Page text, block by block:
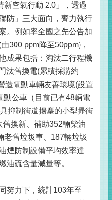
新空氣行動 2.0」，透過
防」三大面向，齊力執行
。例如率全國之先公告加
300 ppm降至50ppm)，
成果包括：淘汰二行程機
汰舊換電(累積採購約
造電動車輛友善環境(設置
動公車（目前已有48輛電
抑制街道揚塵的小型掃街
換新、補助352輛柴油
老舊垃圾車、187輛垃圾
煙防制設備平均效率達
油硫含量減量等。
努力下，統計103年至